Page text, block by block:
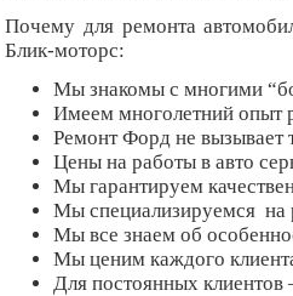
Почему для ремонта
Блик-моторс:
Мы знакомы с многими
Имеем многолетний опыт
Ремонт Форд не вызывает
Цены на работы в авто
Мы гарантируем
Мы специализируемся на
Мы все знаем об
Мы ценим каждого
Для постоянных клиентов